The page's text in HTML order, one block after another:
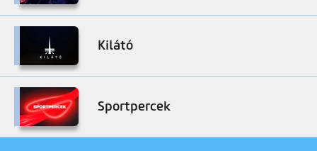
Kilátó
Sportpercek